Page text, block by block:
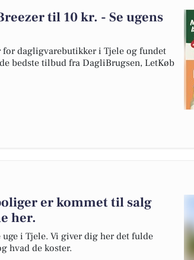
til 10 kr. - Se ugens
for dagligvarebutikker i Tjele og fundet
bedste tilbud fra DagliBrugsen, LetKøb
er kommet til salg
her.
i Tjele. Vi giver dig her det fulde
hvad de koster.